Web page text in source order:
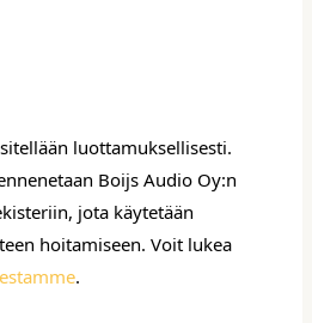
luottamuksellisesti.
Boijs Audio Oy:n
jota käytetään
hoitamiseen. Voit lukea
.